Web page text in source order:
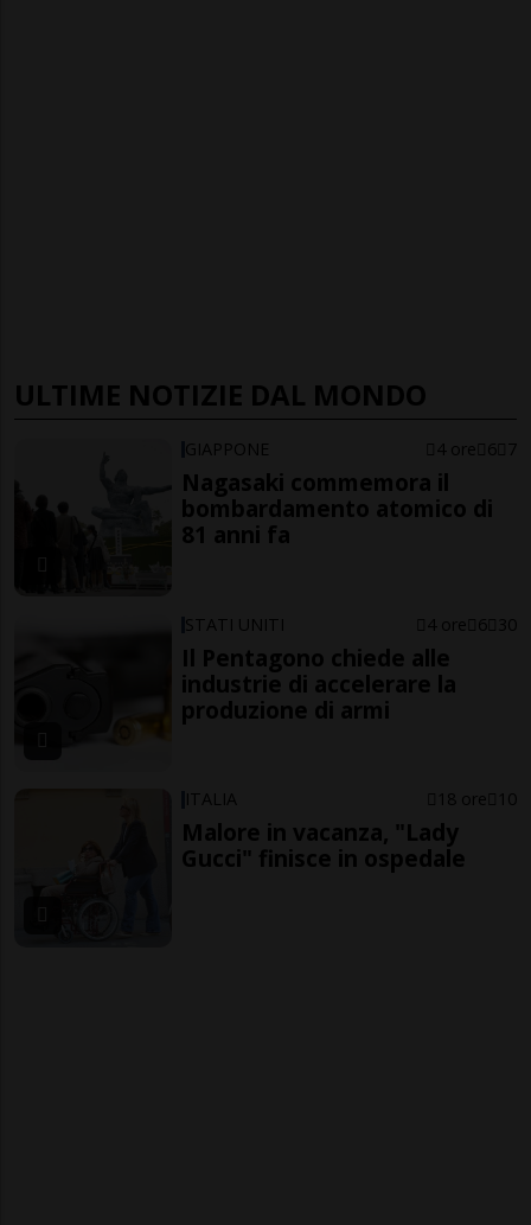
ULTIME NOTIZIE DAL MONDO
GIAPPONE 4 ore 6 7
Nagasaki commemora il
bombardamento atomico di
81 anni fa
STATI UNITI 4 ore 6 30
Il Pentagono chiede alle
industrie di accelerare la
produzione di armi
ITALIA 18 ore 10
Malore in vacanza, "Lady
Gucci" finisce in ospedale